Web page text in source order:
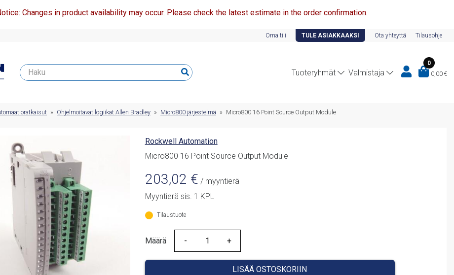
Changes in product availability may occur. Please check the latest estimate in the order confirmation.
Oma tili TULE ASIAKKAAKSI Ota yhteyttä Tilausohje
Tuoteryhmät Valmistaja
0
0,00 €
» Ohjelmoitavat logiikat Allen Bradley » Micro800 järjestelmä » Micro800 16 Point Source Output Module
Rockwell Automation
Micro800 16 Point Source Output Module
203,02 € / myyntierä
Myyntierä sis. 1 KPL
Tilaustuote
Määrä
Määrä
LISÄÄ OSTOSKORIIN